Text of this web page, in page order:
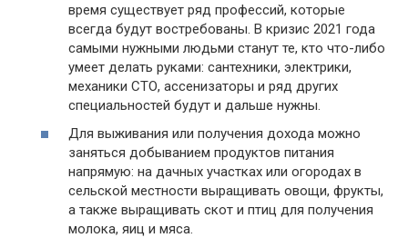
время существует ряд профессий, которые
всегда будут востребованы. В кризис 2021 года
самыми нужными людьми станут те, кто что-либо
умеет делать руками: сантехники, электрики,
механики СТО, ассенизаторы и ряд других
специальностей будут и дальше нужны.
Для выживания или получения дохода можно
заняться добыванием продуктов питания
напрямую: на дачных участках или огородах в
сельской местности выращивать овощи, фрукты,
а также выращивать скот и птиц для получения
молока, яиц и мяса.